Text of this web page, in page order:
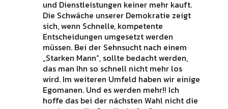
und Dienstleistungen keiner mehr kauft.
Die Schwäche unserer Demokratie zeigt
sich, wenn Schnelle, kompetente
Entscheidungen umgesetzt werden
müssen. Bei der Sehnsucht nach einem
„Starken Mann“, sollte bedacht werden,
das man Ihn so schnell nicht mehr los
wird. Im weiteren Umfeld haben wir einige
Egomanen. Und es werden mehr!! Ich
hoffe das bei der nächsten Wahl nicht die